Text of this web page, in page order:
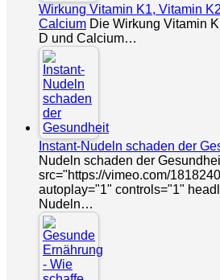
Wirkung Vitamin K1, Vitamin
Calcium Die Wirkung Vitamin
D und Calcium…
Instant-Nudeln schaden der
Nudeln schaden der
src="https://vimeo.com/
autoplay="1" controls="1"
Nudeln…